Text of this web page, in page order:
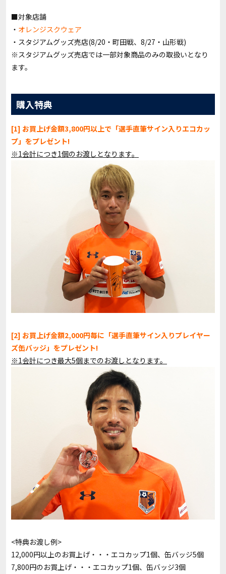
■対象店舗
・ オレンジスクウェア
・スタジアムグッズ売店(8/20・町田戦、8/27・山形戦)
※スタジアムグッズ売店では一部対象商品のみの取扱いとなり
ます。
購入特典
[1] お買上げ金額3,800円以上で「選手直筆サイン入りエコカッ
プ」をプレゼント!
※1会計につき1個のお渡しとなります。
[2] お買上げ金額2,000円毎に「選手直筆サイン入りプレイヤー
ズ缶バッジ」をプレゼント!
※1会計につき最大5個までのお渡しとなります。
<特典お渡し例>
12,000円以上のお買上げ・・・エコカップ1個、缶バッジ5個
7,800円のお買上げ・・・エコカップ1個、缶バッジ3個